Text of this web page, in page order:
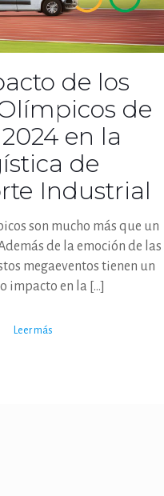
de los
de
en la
de
Industrial
son mucho más que un
de la emoción de las
megaeventos tienen un
impacto en la […]
Leer más